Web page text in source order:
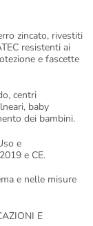
zincato, rivestiti
resistenti ai
e fascette
centri
baby
dei bambini.
e
e CE.
e nelle misure
E